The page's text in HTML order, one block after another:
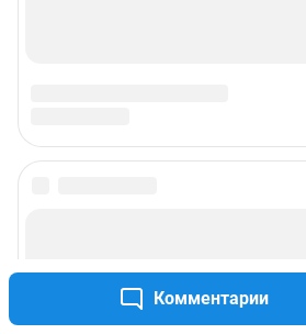
Комментарии
Сообщить новость